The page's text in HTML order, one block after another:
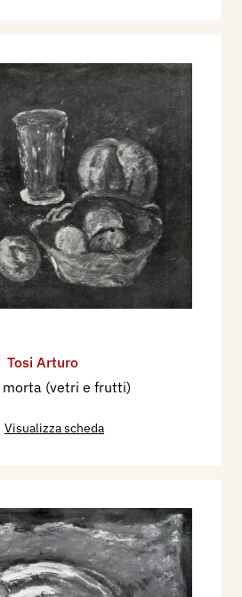
Tosi Arturo
morta (vetri e frutti)
Visualizza scheda